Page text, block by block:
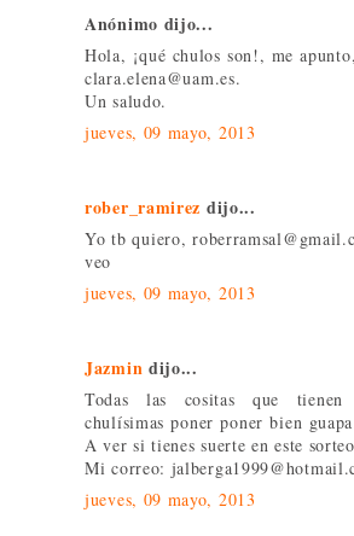
Anónimo dijo...
Hola, ¡qué chulos son!, me
clara.elena@uam.es.
Un saludo.
jueves, 09 mayo, 2013
rober_ramirez dijo...
Yo tb quiero,
veo
jueves, 09 mayo, 2013
Jazmin dijo...
Todas las cositas que tienen
chulísimas poner poner bien
A ver si tienes suerte en este
Mi correo:
jueves, 09 mayo, 2013